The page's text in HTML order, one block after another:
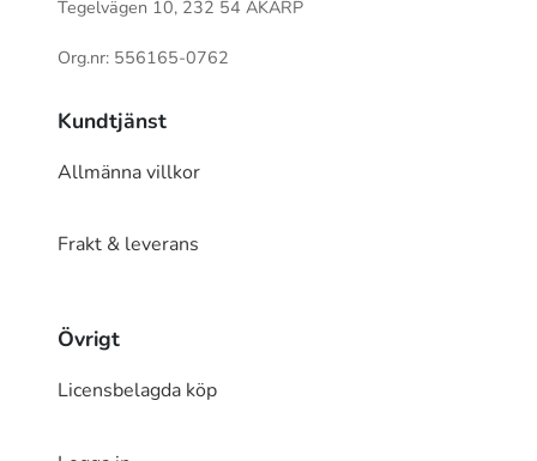
Tegelvägen 10, 232 54 ÅKARP
Org.nr: 556165-0762
Kundtjänst
Allmänna villkor
Frakt & leverans
Övrigt
Licensbelagda köp